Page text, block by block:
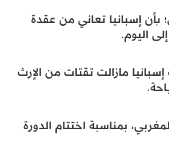
إسبانيا تعاني من عقدة
اليوم.
مازالت تقتات من الإرث
بمناسبة اختتام الدورة